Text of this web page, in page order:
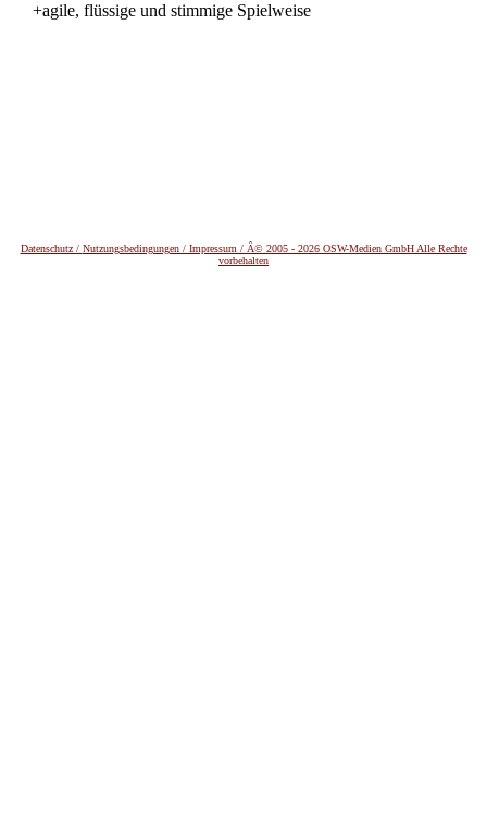
+agile, flüssige und stimmige Spielweise
Datenschutz / Nutzungsbedingungen / Impressum / Â© 2005 - 2026 OSW-Medien GmbH Alle Rechte
vorbehalten